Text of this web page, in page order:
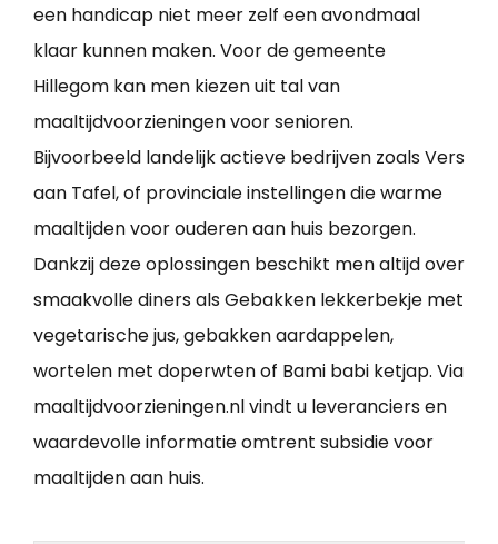
een handicap niet meer zelf een avondmaal
klaar kunnen maken. Voor de gemeente
Hillegom kan men kiezen uit tal van
maaltijdvoorzieningen voor senioren.
Bijvoorbeeld landelijk actieve bedrijven zoals Vers
aan Tafel, of provinciale instellingen die warme
maaltijden voor ouderen aan huis bezorgen.
Dankzij deze oplossingen beschikt men altijd over
smaakvolle diners als Gebakken lekkerbekje met
vegetarische jus, gebakken aardappelen,
wortelen met doperwten of Bami babi ketjap. Via
maaltijdvoorzieningen.nl vindt u leveranciers en
waardevolle informatie omtrent subsidie voor
maaltijden aan huis.